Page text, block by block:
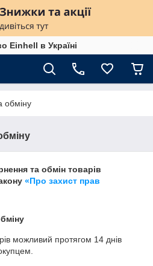
Einhell в Україні
обміну
та обмін товарів
«Про захист прав
можливий протягом 14 днів